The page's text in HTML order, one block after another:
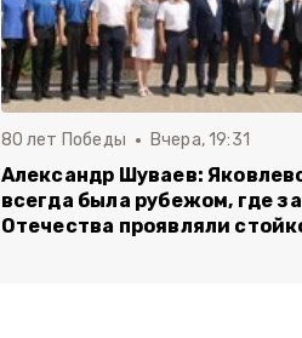
80 лет Победы Вчера, 19:31
Александр Шуваев:
всегда была рубежом, где
Отечества проявляли